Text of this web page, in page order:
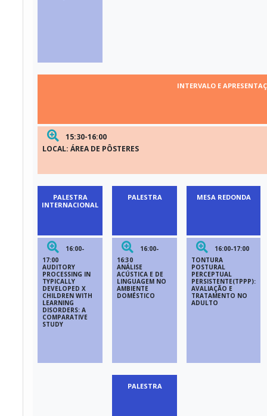
INTERVALO E
15:30-16:00
LOCAL: ÁREA DE PÔSTERES
PALESTRA
INTERNACIONAL
16:00-
17:00
AUDITORY
PROCESSING IN
TYPICALLY
DEVELOPED X
CHILDREN WITH
LEARNING
DISORDERS: A
COMPARATIVE
STUDY
PALESTRA
16:00-
16:30
ANÁLISE
ACÚSTICA E DE
LINGUAGEM NO
AMBIENTE
DOMÉSTICO
MESA REDONDA
16:00-17:00
TONTURA
POSTURAL
PERCEPTUAL
PERSISTENTE(TPPP):
AVALIAÇÃO E
TRATAMENTO NO
ADULTO
PALESTRA